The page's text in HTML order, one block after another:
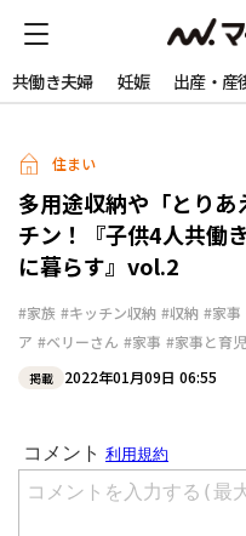
共働き夫婦 妊娠 出産・産
住まい
多用途収納や「とり
チン！『子供4人共働
に暮らす』vol.2
#家族 #キッチン収納 #収納 #家事
ア #ベリーさん #家事 #家事と育
掲載 2022年01月09日 06:55